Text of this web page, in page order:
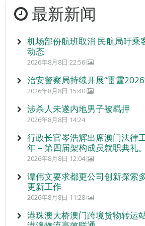
最新新闻
机场部份航班取消 民航局吁乘
动态
2026年8月8日 22:56
治安警察局持续开展“雷霆
2026年8月8日 15:40
涉杀人未遂内地男子被羁押
2026年8月8日 14:24
行政长官岑浩辉出席澳门法律
年 – 第四届架构成员就职典礼。
2026年8月8日 12:04
谭伟文要求都更公司创新探索
更新工作
2026年8月8日 11:28
港珠澳大桥澳门跨境货物转运